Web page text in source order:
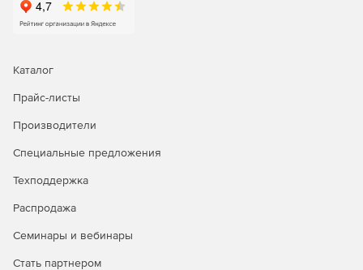
Каталог
Прайс-листы
Производители
Специальные предложения
Техподдержка
Распродажа
Семинары и вебинары
Стать партнером